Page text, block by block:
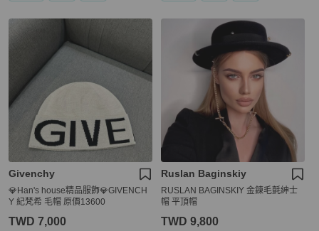
Givenchy
💎Han's house精品服飾💎GIVENCH
Y 紀梵希 毛帽 原價13600
TWD 7,000
Ruslan Baginskiy
RUSLAN BAGINSKIY 金鍊毛氈紳士
帽 平頂帽
TWD 9,800